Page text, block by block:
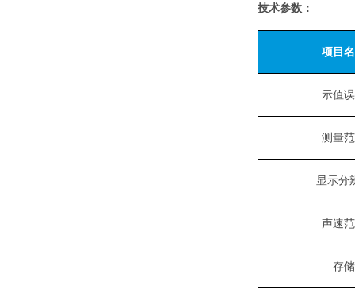
技术参数：
项目
示值
测量
显示分
声速
存储